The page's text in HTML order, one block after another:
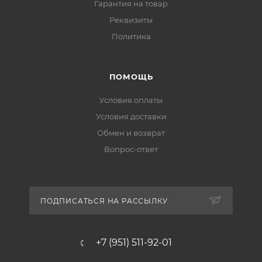
Гарантия на товар
Реквизиты
Политика
ПОМОЩЬ
Условия оплаты
Условия доставки
Обмен и возврат
Вопрос-ответ
ПОДПИСАТЬСЯ НА РАССЫЛКУ
+7 (951) 511-92-01